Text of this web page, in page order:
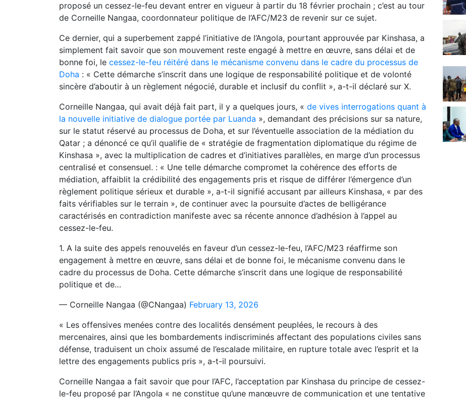
proposé un cessez-le-feu devant entrer en vigueur à partir du 18 février prochain ; c’est au tour
de Corneille Nangaa, coordonnateur politique de l’AFC/M23 de revenir sur ce sujet.
Ce dernier, qui a superbement zappé l’initiative de l’Angola, pourtant approuvée par Kinshasa, a
simplement fait savoir que son mouvement reste engagé à mettre en œuvre, sans délai et de
bonne foi, le cessez-le-feu réitéré dans le mécanisme convenu dans le cadre du processus de
Doha : « Cette démarche s’inscrit dans une logique de responsabilité politique et de volonté
sincère d’aboutir à un règlement négocié, durable et inclusif du conflit », a-t-il déclaré sur X.
Corneille Nangaa, qui avait déjà fait part, il y a quelques jours, « de vives interrogations quant à
la nouvelle initiative de dialogue portée par Luanda », demandant des précisions sur sa nature,
sur le statut réservé au processus de Doha, et sur l’éventuelle association de la médiation du
Qatar ; a dénoncé ce qu’il qualifie de « stratégie de fragmentation diplomatique du régime de
Kinshasa », avec la multiplication de cadres et d’initiatives parallèles, en marge d’un processus
centralisé et consensuel. : « Une telle démarche compromet la cohérence des efforts de
médiation, affaiblit la crédibilité des engagements pris et risque de différer l’émergence d’un
règlement politique sérieux et durable », a-t-il signifié accusant par ailleurs Kinshasa, « par des
faits vérifiables sur le terrain », de continuer avec la poursuite d’actes de belligérance
caractérisés en contradiction manifeste avec sa récente annonce d’adhésion à l’appel au
cessez-le-feu.
1. A la suite des appels renouvelés en faveur d’un cessez-le-feu, l’AFC/M23 réaffirme son
engagement à mettre en œuvre, sans délai et de bonne foi, le mécanisme convenu dans le
cadre du processus de Doha. Cette démarche s’inscrit dans une logique de responsabilité
politique et de…
— Corneille Nangaa (@CNangaa) February 13, 2026
« Les offensives menées contre des localités densément peuplées, le recours à des
mercenaires, ainsi que les bombardements indiscriminés affectant des populations civiles sans
défense, traduisent un choix assumé de l’escalade militaire, en rupture totale avec l’esprit et la
lettre des engagements publics pris », a-t-il poursuivi.
Corneille Nangaa a fait savoir que pour l’AFC, l’acceptation par Kinshasa du principe de cessez-
le-feu proposé par l’Angola « ne constitue qu’une manœuvre de communication et une tentative